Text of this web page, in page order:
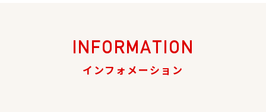
INFORMATION
インフォメーション